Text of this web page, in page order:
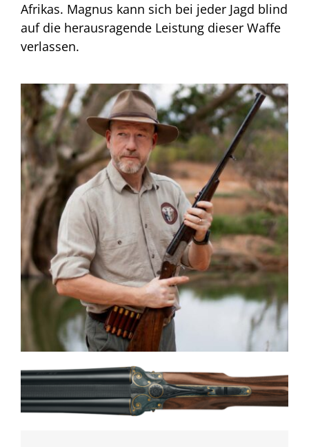
Afrikas. Magnus kann sich bei jeder Jagd blind
auf die herausragende Leistung dieser Waffe
verlassen.